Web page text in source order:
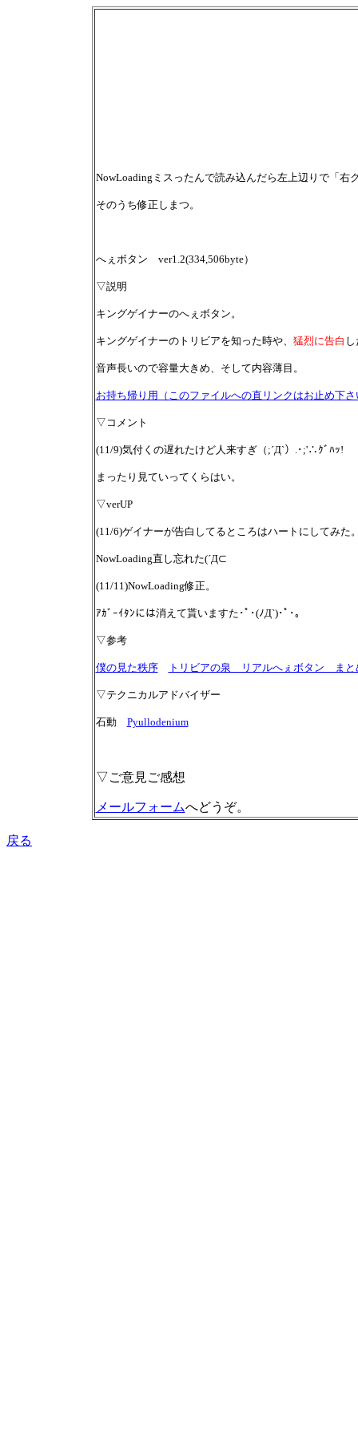
NowLoadingミスったんで読み込んだら左上辺りで「右
そのうち修正しまつ。
へぇボタン ver1.2(334,506byte）
▽説明
キングゲイナーのへぇボタン。
キングゲイナーのトリビアを知った時や、 猛烈に告白
音声長いので容量大きめ、そして内容薄目。
お持ち帰り用（このファイルへの直リンクはお止め下さ
▽コメント
(11/9)気付くの遅れたけど人来すぎ（;´Д`）.･;'∴ｸﾞﾊｯ!
まったり見ていってくらはい。
▽verUP
(11/6)ゲイナーが告白してるところはハートにしてみた
NowLoading直し忘れた(´Д⊂
(11/11)NowLoading修正。
ｱｶﾞｰｲﾀﾝには消えて貰いますた･ﾟ･(ﾉД`)･ﾟ･｡
▽参考
僕の見た秩序 トリビアの泉 リアルへぇボタン まと
▽テクニカルアドバイザー
石動 Pyullodenium
▽ご意見ご感想
メールフォームへどうぞ。
戻る